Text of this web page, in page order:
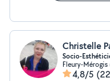
Christelle
Socio-
Fleury-Mérogis
4,8/5